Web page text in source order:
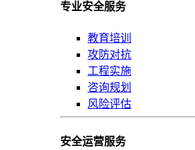
专业安全服务
教育培训
攻防对抗
工程实施
咨询规划
风险评估
安全运营服务